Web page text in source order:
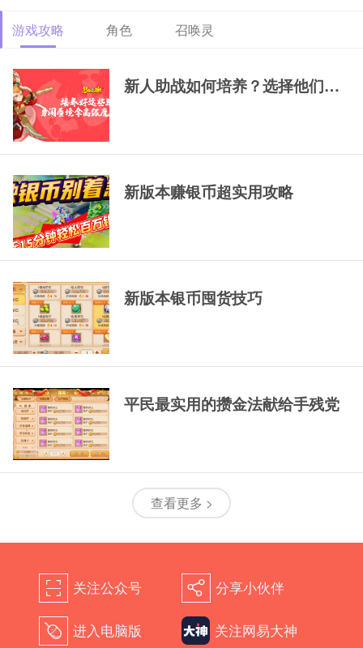
示
示
游戏攻略 角色 召唤灵
新人助战如何培养？选择他们，一
新版本赚银币超实用攻略
新版本银币囤货技巧
平民最实用的攒金法献给手残党
查看更多 >
򰀁 关注公众号 򰀂 分享小伙伴
򰀄 进入电脑版 关注网易大神